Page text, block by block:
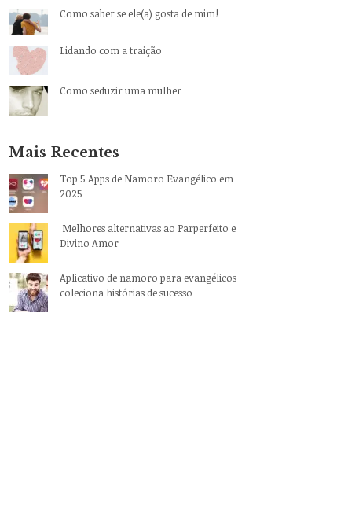
Como saber se ele(a) gosta de mim!
Lidando com a traição
Como seduzir uma mulher
Mais Recentes
Top 5 Apps de Namoro Evangélico em
2025
Melhores alternativas ao Parperfeito e
Divino Amor
Aplicativo de namoro para evangélicos
coleciona histórias de sucesso